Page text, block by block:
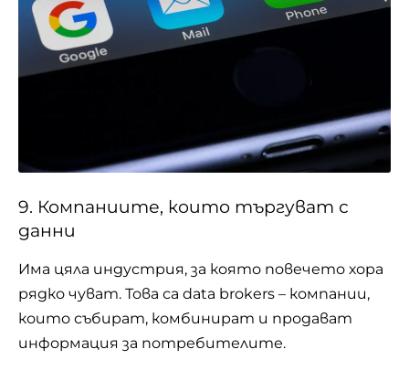
9. Компаниите, които търгуват с
данни
Има цяла индустрия, за която повечето хора
рядко чуват. Това са data brokers – компании,
които събират, комбинират и продават
информация за потребителите.